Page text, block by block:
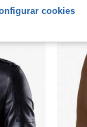
cookies